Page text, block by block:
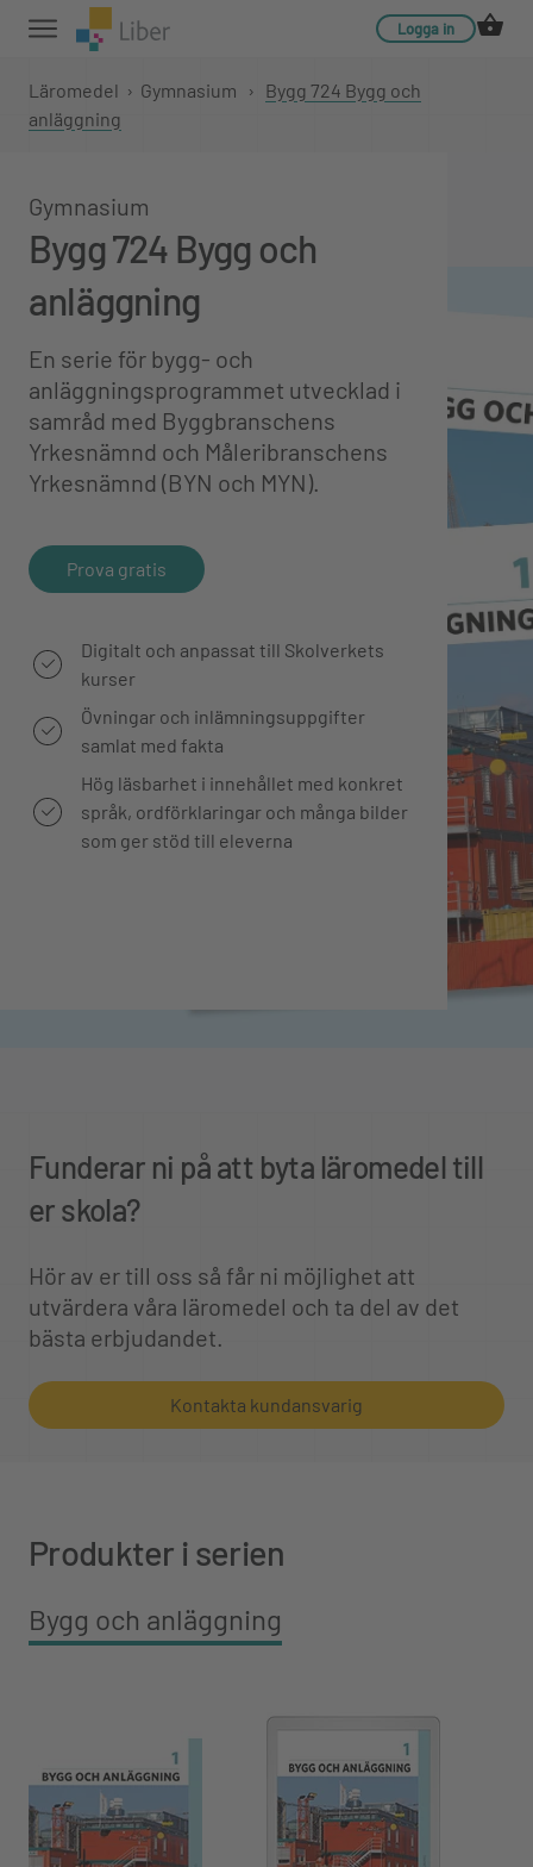
Logga in
Läromedel › Gymnasium › Bygg 724 Bygg och
anläggning
Gymnasium
Bygg 724 Bygg och
anläggning
En serie för bygg- och
anläggningsprogrammet utvecklad i
samråd med Byggbranschens
Yrkesnämnd och Måleribranschens
Yrkesnämnd (BYN och MYN).
Prova gratis
Digitalt och anpassat till Skolverkets
kurser
Övningar och inlämningsuppgifter
samlat med fakta
Hög läsbarhet i innehållet med konkret
språk, ordförklaringar och många bilder
som ger stöd till eleverna
Funderar ni på att byta läromedel till
er skola?
Hör av er till oss så får ni möjlighet att
utvärdera våra läromedel och ta del av det
bästa erbjudandet.
Kontakta kundansvarig
Produkter i serien
Bygg och anläggning